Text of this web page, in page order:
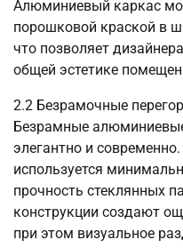
Алюминиевый каркас
порошковой краской в
что позволяет
общей эстетике
2.2 Безрамочные
Безрамные
элегантно и
используется
прочность стеклянных
конструкции создают
при этом визуальное